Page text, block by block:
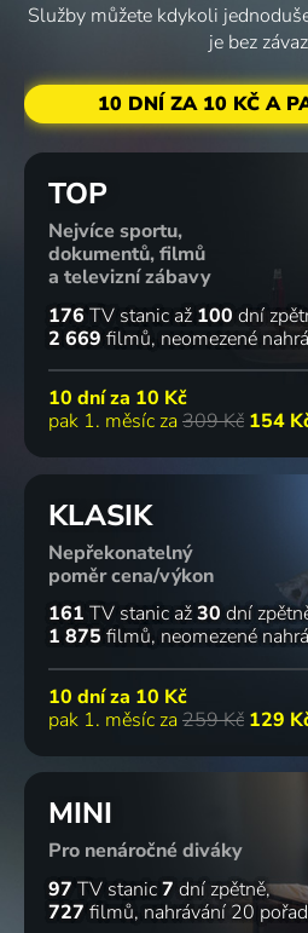
Služby můžete kdykoli
je bez
10 DNÍ ZA 10 KČ A
TOP
Nejvíce sportu,
dokumentů, filmů
a televizní zábavy
176 TV stanic až 100 dní
2 669 filmů neomezené
10 dní za 10 Kč
pak 1. měsíc za 309 Kč 154
KLASIK
Nepřekonatelný
poměr cena/výkon
161 TV stanic až30 dní
1 875 filmů neomezené
10 dní za 10 Kč
pak 1. měsíc za 259 Kč 129
MINI
Pro nenáročné diváky
97 TV stanic7 dní zpětně
727 filmů nahrávání 20